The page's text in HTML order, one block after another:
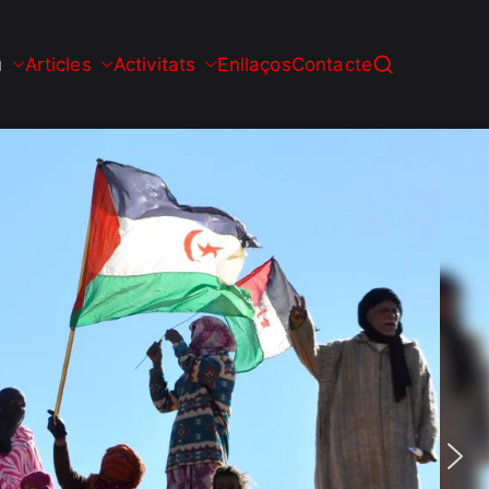
Articles Activitats EnllaçosContacte